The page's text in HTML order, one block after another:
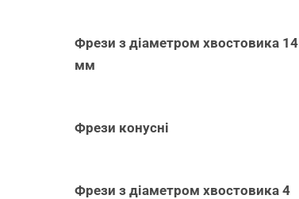
Фрези з діаметром хвостовика 14
мм
Фрези конусні
Фрези з діаметром хвостовика 4